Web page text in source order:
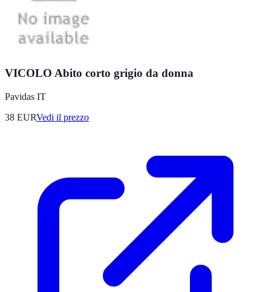
VICOLO Abito corto grigio da donna
Pavidas IT
38 EURVedi il prezzo